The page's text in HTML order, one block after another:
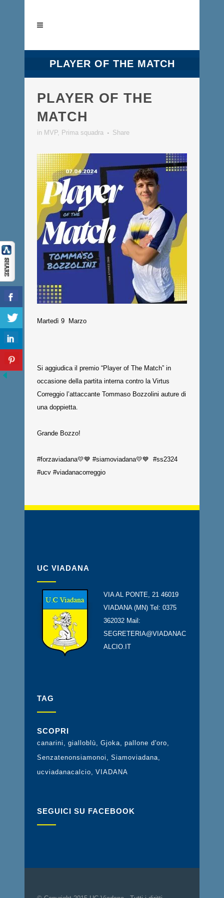
PLAYER OF THE MATCH
PLAYER OF THE
MATCH
in MVP, Prima squadra Share
Martedì 9 Marzo
Si aggiudica il premio “Player of The Match” in
occasione della partita interna contro la Virtus
Correggio l’attaccante Tommaso Bozzolini auture di
una doppietta.
Grande Bozzo!
#forzaviadana💛💙 #siamoviadana💛💙 #ss2324
#ucv #viadanacorreggio
UC VIADANA
VIA AL PONTE, 21 46019
VIADANA (MN) Tel: 0375
362032 Mail:
SEGRETERIA@VIADANAC
ALCIO.IT
TAG
SCOPRI
canarini gialloblù Gjoka pallone d'oro
Senzatenonsiamonoi
Siamoviadana
ucviadanacalcio
VIADANA
SEGUICI SU FACEBOOK